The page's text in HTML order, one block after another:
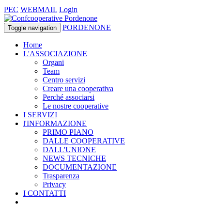
PEC WEBMAIL Login
Toggle navigation PORDENONE
Home
L'ASSOCIAZIONE
Organi
Team
Centro servizi
Creare una cooperativa
Perché associarsi
Le nostre cooperative
I SERVIZI
l'INFORMAZIONE
PRIMO PIANO
DALLE COOPERATIVE
DALL'UNIONE
NEWS TECNICHE
DOCUMENTAZIONE
Trasparenza
Privacy
I CONTATTI